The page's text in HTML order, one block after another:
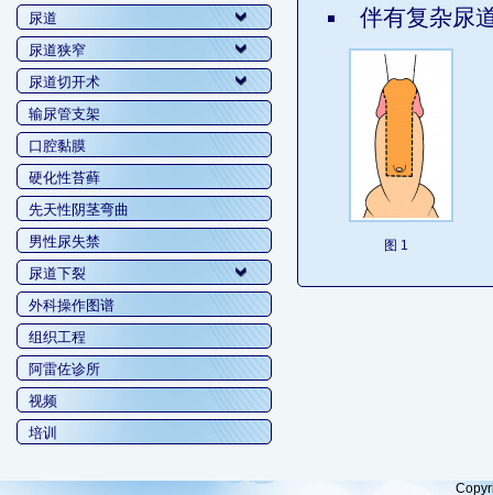
尿道
尿道狭窄
尿道切开术
输尿管支架
口腔黏膜
硬化性苔藓
先天性阴茎弯曲
男性尿失禁
尿道下裂
外科操作图谱
组织工程
阿雷佐诊所
视频
培训
伴有复杂尿
图 1